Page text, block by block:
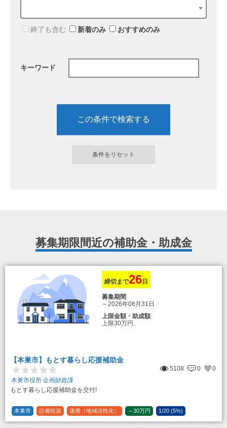
終了も含む 新着のみ おすすめのみ
キーワード
募集期限間近の補助金・助成金
締切まで26日
募集期間
～2026年08月31日
上限金額・助成額
上限30万円、
【本巣市】もとす暮らし応援補助金
5108 0
0
本巣市役所 企画財政課
もとす暮らし応援補助金を交付!
本巣市 設備投資 連携（地域活性化） ～30万円 1/20 (5%)